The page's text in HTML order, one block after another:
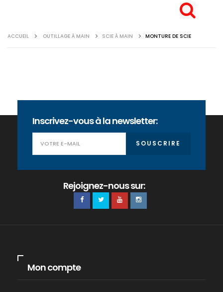
ACCUEIL OUTILLAGE À MAIN SCIE À MAIN MONTURE DE SCIE
Inscrivez-vous à la newsletter:
SOUSCRIRE
Rejoignez-nous sur:
Mon compte